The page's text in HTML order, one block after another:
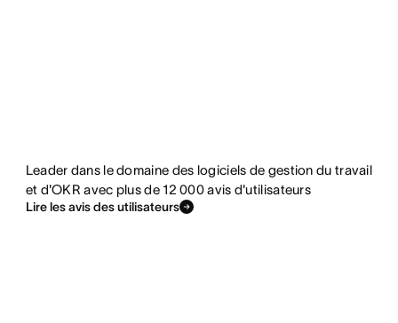
Leader dans le domaine des logiciels de gestion du travail
et d'OKR avec plus de 12 000 avis d'utilisateurs
Lire les avis des utilisateurs